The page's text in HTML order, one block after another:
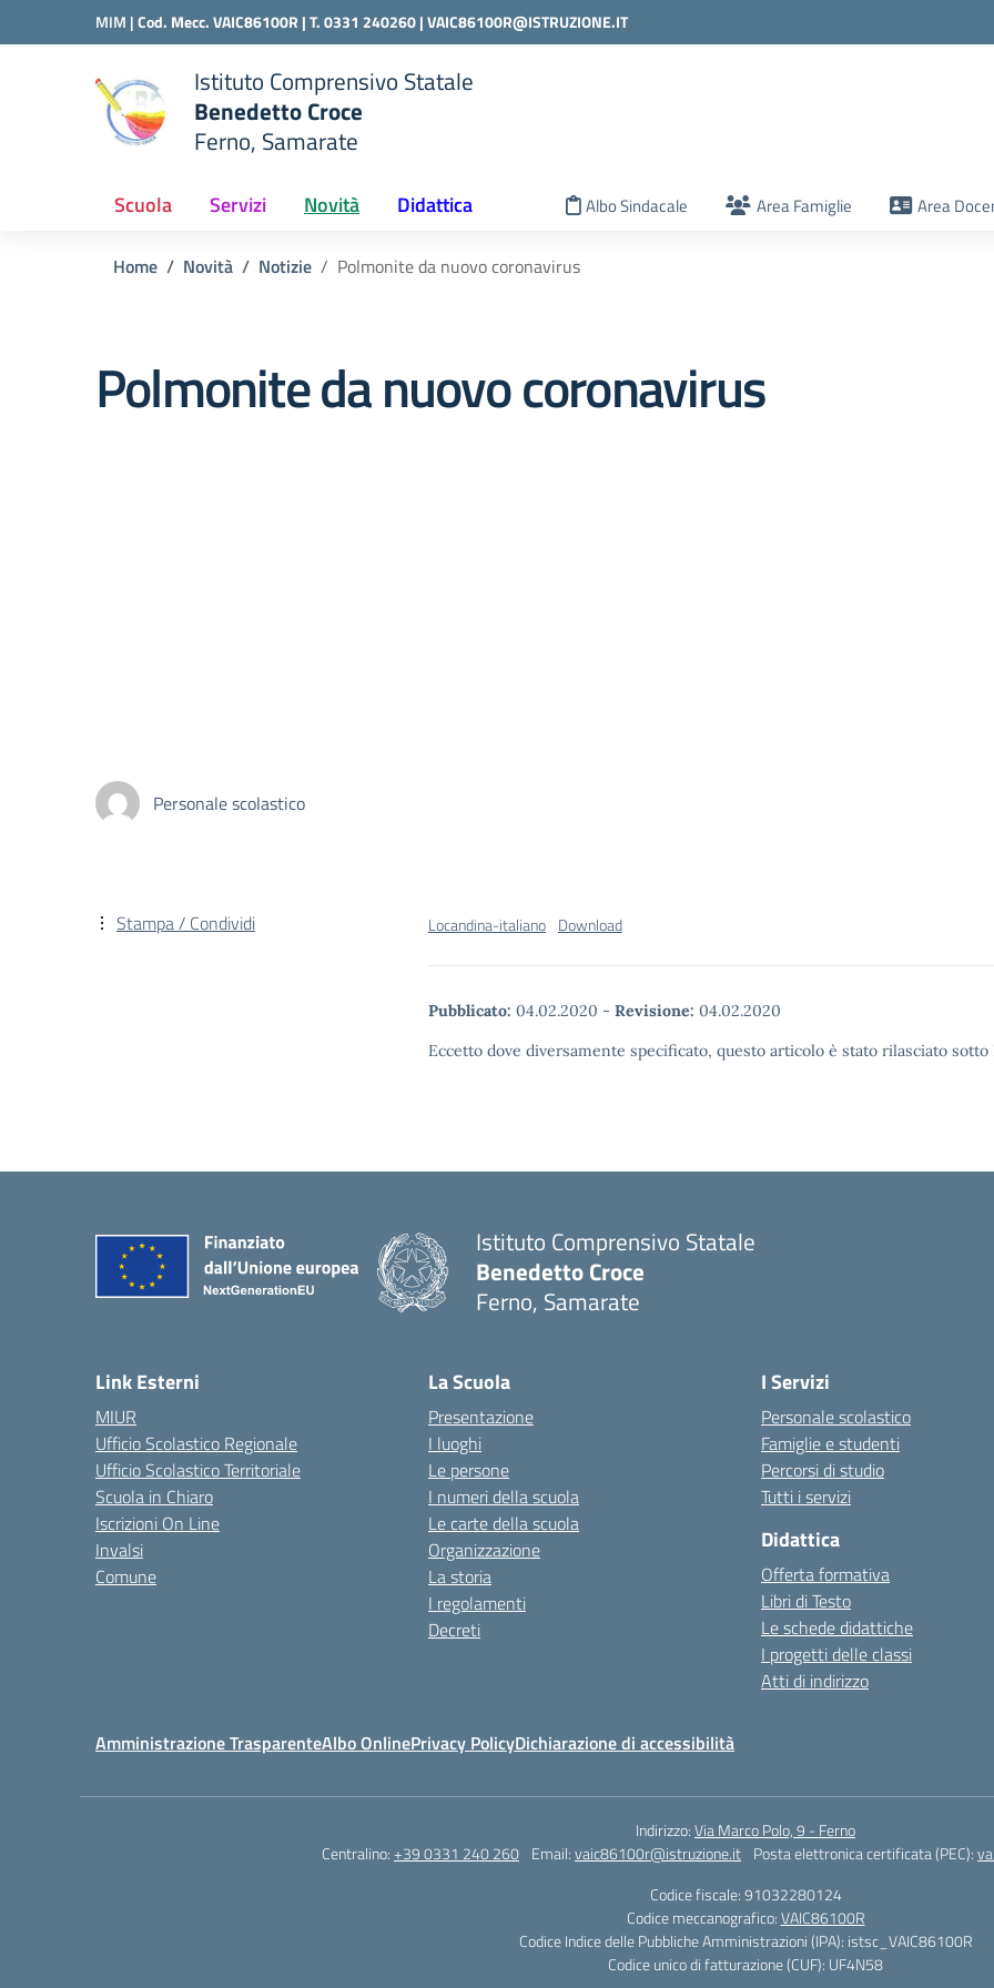
Vai ai contenuti
Vai al menu di navigazione
MIM |Cod. Mecc. VAIC86100R | T. 0331 240260 |VAIC86100R@ISTRUZIONE.IT
scuola
Istituto Comprensivo Statale
Benedetto Croce
Ferno, Samarate
Scuola Servizi Novità Didattica Albo Sindacale Area Famiglie Area
Home Novità Notizie Polmonite da nuovo coronavirus
Polmonite da nuovo coronavirus
Personale scolastico
Locandina-italiano Download
Pubblicato: 04.02.2020 - Revisione: 04.02.2020
Eccetto dove diversamente specificato, questo articolo è stato rilasciato
Stampa / Condividi
Istituto Comprensivo Statale
Benedetto Croce
Ferno, Samarate
Link Esterni
MIUR
Ufficio Scolastico Regionale
Ufficio Scolastico Territoriale
Scuola in Chiaro
Iscrizioni On Line
Invalsi
Comune
La Scuola
Presentazione
I luoghi
Le persone
I numeri della scuola
Le carte della scuola
Organizzazione
La storia
I regolamenti
Decreti
I Servizi
Personale scolastico
Famiglie e studenti
Percorsi di studio
Tutti i servizi
Didattica
Offerta formativa
Libri di Testo
Le schede didattiche
I progetti delle classi
Atti di indirizzo
Amministrazione TrasparenteAlbo OnlinePrivacy PolicyDichiarazione di accessibilità
Indirizzo:Via Marco Polo, 9 - Ferno
Centralino:+39 0331 240 260 Email:vaic86100r@istruzione.it Posta elettronica certificata (PEC):
Codice fiscale: 91032280124
Codice meccanografico:VAIC86100R
Codice Indice delle Pubbliche Amministrazioni (IPA): istsc_VAIC86100R
Codice unico di fatturazione (CUF): UF4N58